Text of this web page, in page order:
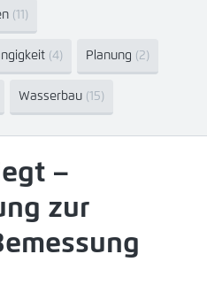
(11)
(4) Planung (2)
Wasserbau (15)
–
zur